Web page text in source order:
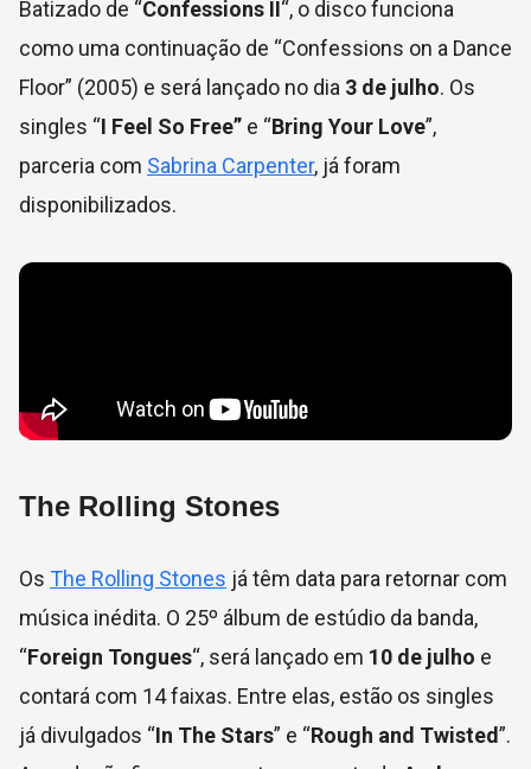
Batizado de “Confessions II“, o disco funciona
como uma continuação de “Confessions on a Dance
Floor” (2005) e será lançado no dia 3 de julho. Os
singles “I Feel So Free” e “Bring Your Love”,
parceria com Sabrina Carpenter, já foram
disponibilizados.
The Rolling Stones
Os The Rolling Stones já têm data para retornar com
música inédita. O 25º álbum de estúdio da banda,
“Foreign Tongues“, será lançado em 10 de julho e
contará com 14 faixas. Entre elas, estão os singles
já divulgados “In The Stars” e “Rough and Twisted”.